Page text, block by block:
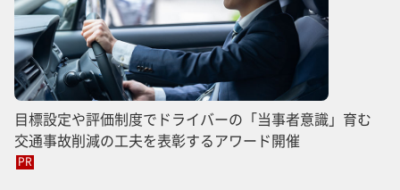
目標設定や評価制度でドライバーの「当事者意識」育む
交通事故削減の工夫を表彰するアワード開催
PR